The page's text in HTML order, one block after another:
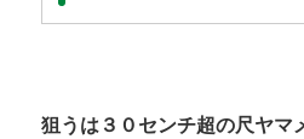
狙うは３０センチ超の尺ヤマ